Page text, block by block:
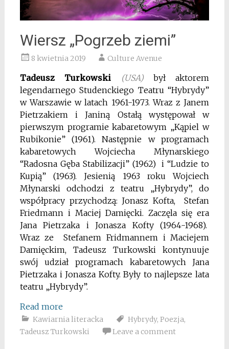
Wiersz „Pogrzeb ziemi”
8 kwietnia 2019 Culture Avenue
Tadeusz Turkowski (USA) był aktorem
legendarnego Studenckiego Teatru “Hybrydy”
w Warszawie w latach 1961-1973. Wraz z Janem
Pietrzakiem i Janiną Ostałą występował w
pierwszym programie kabaretowym „Kąpiel w
Rubikonie” (1961). Następnie w programach
kabaretowych Wojciecha Młynarskiego
“Radosna Gęba Stabilizacji” (1962) i “Ludzie to
Kupią” (1963). Jesienią 1963 roku Wojciech
Młynarski odchodzi z teatru „Hybrydy”, do
współpracy przychodzą: Jonasz Kofta, Stefan
Friedmann i Maciej Damięcki. Zaczęla się era
Jana Pietrzaka i Jonasza Kofty (1964-1968).
Wraz ze Stefanem Fridmannem i Maciejem
Damięckim, Tadeusz Turkowski kontynuuje
swój udział programach kabaretowych Jana
Pietrzaka i Jonasza Kofty. Były to najlepsze lata
teatru „Hybrydy”.
Read more
Kawiarnia literacka Hybrydy, Poezja,
Tadeusz Turkowski
Leave a comment